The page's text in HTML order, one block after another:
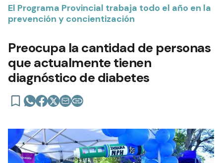
El Programa Provincial trabaja todo el año en la
prevención y concientización
Preocupa la cantidad de personas
que actualmente tienen
diagnóstico de diabetes